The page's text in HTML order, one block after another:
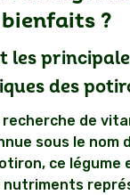
?
les
des
de
sous le nom
ce légume
nutriments